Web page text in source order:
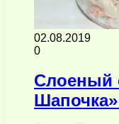
02.08.2019
0
Слоеный